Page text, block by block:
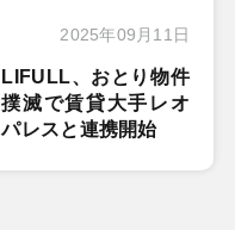
2025年09月11日
LIFULL、おとり物件
撲滅で賃貸大手レオ
パレスと連携開始